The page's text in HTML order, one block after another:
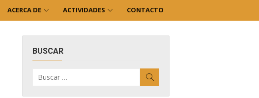
ACERCA DE ACTIVIDADES CONTACTO
BUSCAR
por: